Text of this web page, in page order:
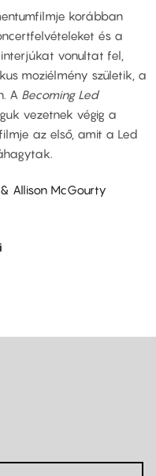
korábban
és a
vonultat fel,
moziélmény születik, a
A Becoming Led
vezetnek végig a
az első, amit a Led
Allison McGourty